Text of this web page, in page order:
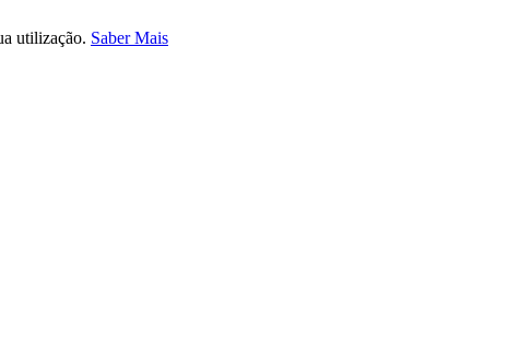
utilização. Saber Mais